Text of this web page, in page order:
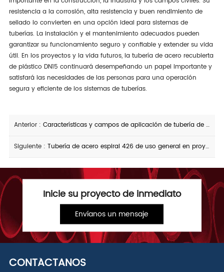
resistencia a la corrosión, alta resistencia y buen rendimiento de
sellado lo convierten en una opción ideal para sistemas de
tuberías. La instalación y el mantenimiento adecuados pueden
garantizar su funcionamiento seguro y confiable y extender su vida
útil. En los proyectos y la vida futuros, la tubería de acero recubierta
de plástico DN15 continuará desempeñando un papel importante y
satisfará las necesidades de las personas para una operación
segura y eficiente de los sistemas de tuberías.
Anterior : Características y campos de aplicación de tubería de acero inoxidable de diámetro interior 359
Siguiente : Tubería de acero espiral 426 de uso general en proyectos industriales
Inicie su proyecto de inmediato
Envíanos un mensaje
CONTÁCTANOS